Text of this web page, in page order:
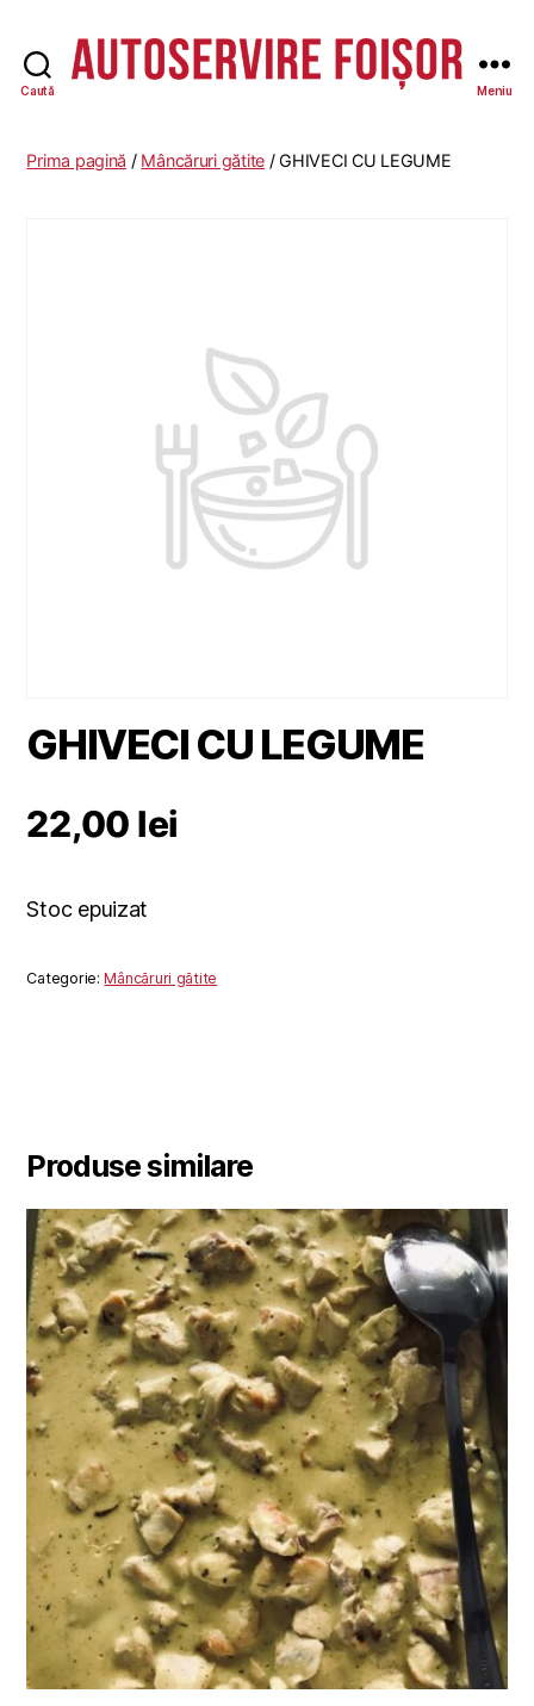
Caută
-
Meniu
Prima pagină / Mâncăruri gătite / GHIVECI CU LEGUME
GHIVECI CU LEGUME
22,00 lei
Stoc epuizat
Categorie:Mâncăruri gătite
Produse similare